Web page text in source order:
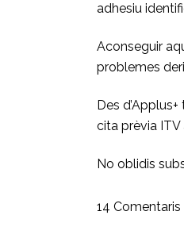
adhesiu
Aconseguir
problemes
Des
cita prèvia ITV
No oblidis
14 Comentaris